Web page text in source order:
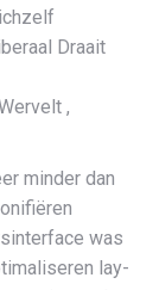
Draait
,
minder dan
was
lay-